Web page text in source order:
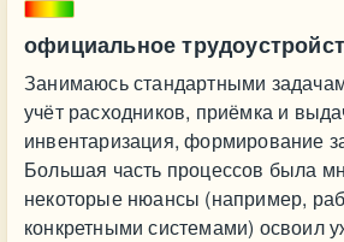
официальное
Занимаюсь стандартными
учёт расходников, приёмка и
инвентаризация, формирование
Большая часть процессов была
некоторые нюансы (например,
конкретными системами) освоил